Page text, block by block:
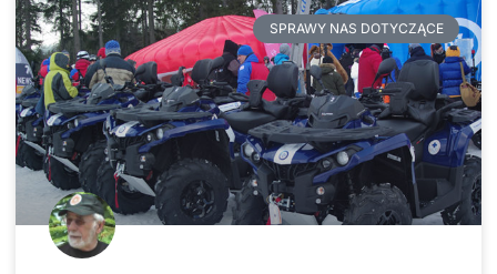
SPRAWY NAS DOTYCZĄCE